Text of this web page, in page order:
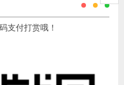
支付打赏哦！